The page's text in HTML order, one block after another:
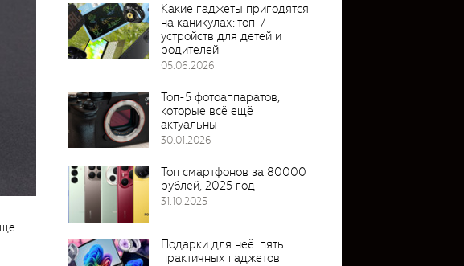
Какие гаджеты пригодятся
на каникулах: топ-7
устройств для детей и
родителей
05.06.2026
Топ-5 фотоаппаратов,
которые всё ещё
актуальны
30.01.2026
Топ смартфонов за 80000
рублей, 2025 год
31.10.2025
Подарки для неё: пять
практичных гаджетов